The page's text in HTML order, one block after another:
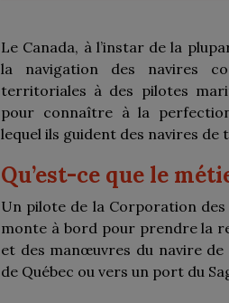
Le Canada, à l’instar de la
la navigation des navires
territoriales à des pilotes
pour connaître à la
lequel ils guident des navires de
Qu’est-ce que le
Un pilote de la Corporation
monte à bord pour prendre la
et des manœuvres du navire de
de Québec ou vers un port du